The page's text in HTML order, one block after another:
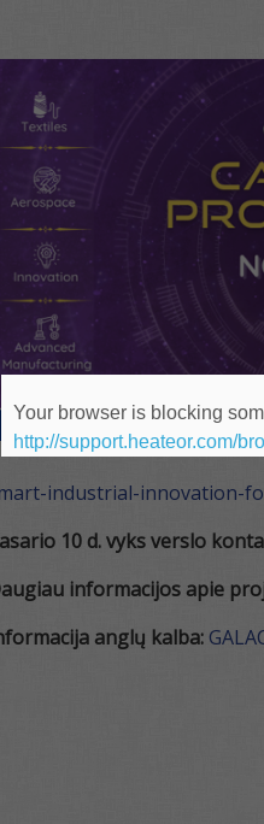
industrial-innovation-
10 d. vyks verslo
informacijos apie
anglų kalba:
Your browser is blocking
http://support.heateor.com/